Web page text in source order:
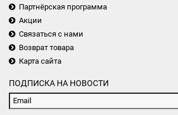
Партнёрская программа
Акции
Связаться с нами
Возврат товара
Карта сайта
ПОДПИСКА НА НОВОСТИ